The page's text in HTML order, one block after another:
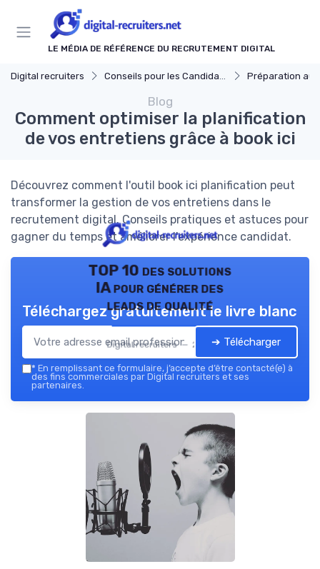
LE MÉDIA DE RÉFÉRENCE DU RECRUTEMENT DIGITAL
Digital recruiters Conseils pour les Candidats Préparation
Blog
Comment optimiser la planification
de vos entretiens grâce à book ici
Découvrez comment l'outil book ici planification peut
transformer la gestion de vos entretiens dans le
recrutement digital. Conseils pratiques et astuces pour
gagner du temps et améliorer l'expérience candidat.
TOP 10 des solutions
IA pour générer des
leads de qualité
Digital recruiters — 2026
Téléchargez gratuitement le livre blanc
➔ Télécharger
* En remplissant ce formulaire, j’accepte d’être contacté(e) à
des fins commerciales par Digital recruiters et ses
partenaires.
Panneau de gestion des cookies